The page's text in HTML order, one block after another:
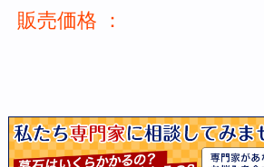
販売価格 ：